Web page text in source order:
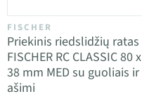
FISCHER
Priekinis riedslidžių ratas
FISCHER RC CLASSIC 80 x
38 mm MED su guoliais ir
ašimi